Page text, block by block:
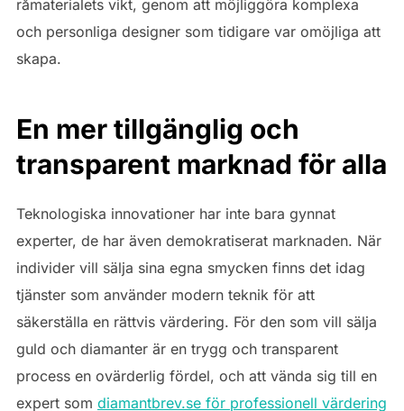
råmaterialets vikt, genom att möjliggöra komplexa
och personliga designer som tidigare var omöjliga att
skapa.
En mer tillgänglig och
transparent marknad för alla
Teknologiska innovationer har inte bara gynnat
experter, de har även demokratiserat marknaden. När
individer vill sälja sina egna smycken finns det idag
tjänster som använder modern teknik för att
säkerställa en rättvis värdering. För den som vill sälja
guld och diamanter är en trygg och transparent
process en ovärderlig fördel, och att vända sig till en
expert som diamantbrev.se för professionell värdering